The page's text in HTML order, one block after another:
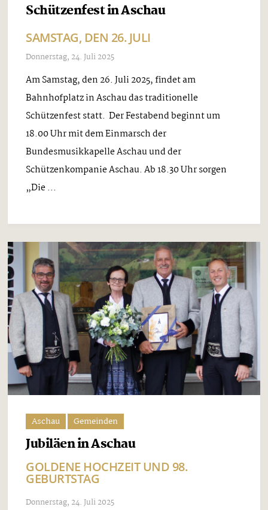
Schützenfest in Aschau
SAMSTAG, DEN 26. JULI
Donnerstag, 24. Juli 2025
Am Samstag, den 26. Juli 2025, findet am
Bahnhofplatz in Aschau das traditionelle
Schützenfest statt. Der Festabend beginnt um
18.00 Uhr mit dem Einmarsch der
Bundesmusikkapelle Aschau und der
Schützenkompanie Aschau. Ab 18.30 Uhr sorgen
„Die ...
Aschau Gemeinden
Jubiläen in Aschau
GOLDENE HOCHZEIT UND 98.
GEBURTSTAG
Donnerstag, 24. Juli 2025